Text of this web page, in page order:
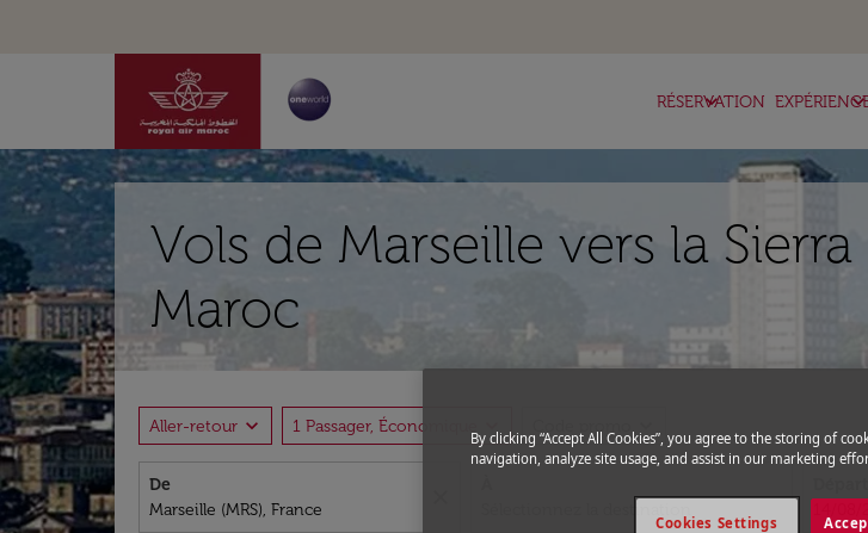
RÉSERVATION
keyboard_arrow_down
Vols de Marseille vers la
Maroc
Aller-retour expand_more 1 Passager, Économique expand_more
De
By clicking “Accept All Cookies”, you agree to the storing of
navigation, analyze site usage, and assist in our marketing
Cookies Settings